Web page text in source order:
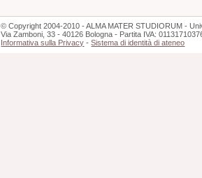
©Copyright 2004-2010 - ALMA MATER STUDIORUM -
Via Zamboni, 33 - 40126 Bologna - Partita IVA:
Informativa sulla Privacy -Sistema di identità di ateneo